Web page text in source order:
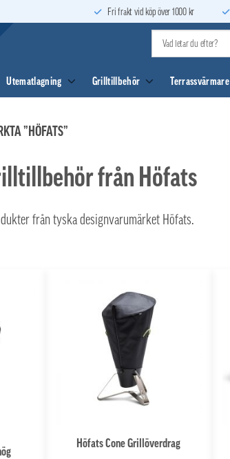
Fri frakt vid köp över 1000 kr
Utematlagning Grilltillbehör Terrassvärmare
”HÖFATS”
från Höfats
från tyska designvarumärket Höfats.
Höfats Cone Grillöverdrag